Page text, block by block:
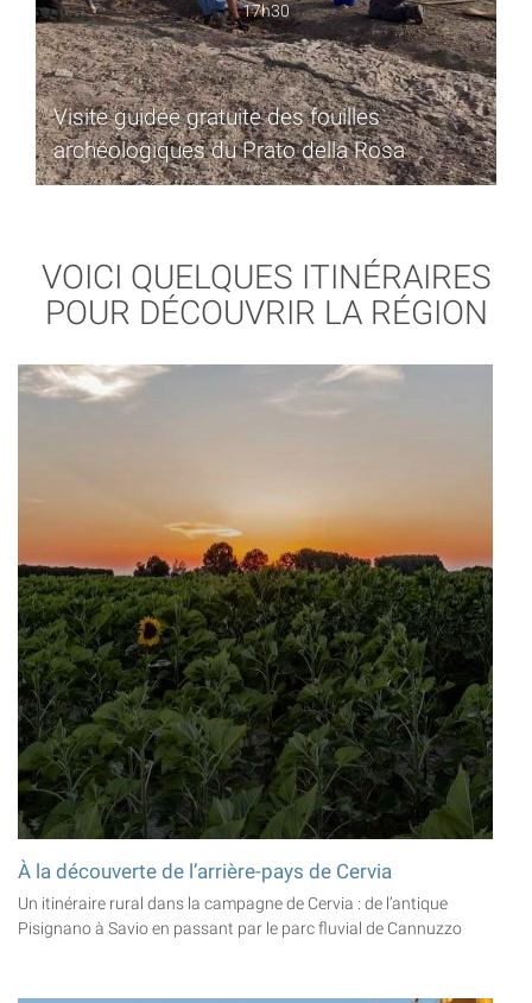
17h30
Visite guidée gratuite des fouilles
archéologiques du Prato della Rosa
VOICI QUELQUES ITINÉRAIRES
POUR DÉCOUVRIR LA RÉGION
À la découverte de l’arrière-pays de Cervia
Un itinéraire rural dans la campagne de Cervia : de l’antique
Pisignano à Savio en passant par le parc fluvial de Cannuzzo